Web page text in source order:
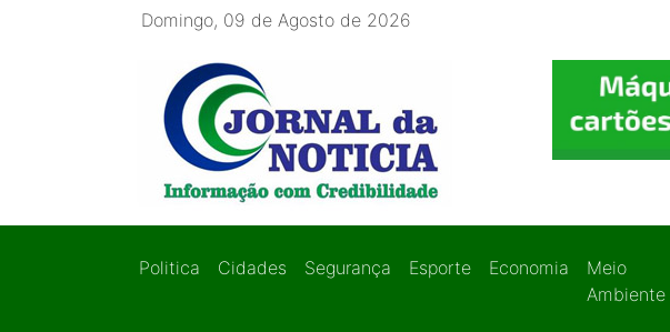
Domingo, 09 de Agosto de 2026
Politica Cidades Segurança Esporte Economia
Meio
Ambiente